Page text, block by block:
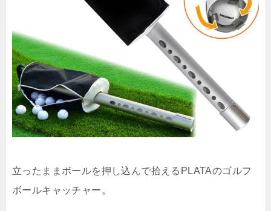
立ったままボールを押し込んで拾えるPLATAのゴルフ
ボールキャッチャー。